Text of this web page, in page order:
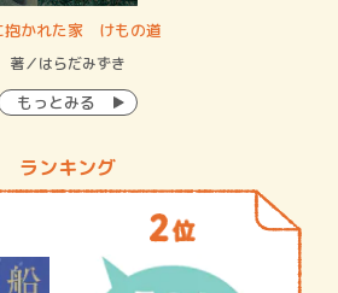
抱かれた家 けもの道
著／はらだみずき
もっとみる
ランキング